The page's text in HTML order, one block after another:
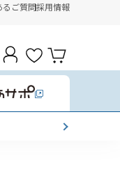
るご質問採用情報